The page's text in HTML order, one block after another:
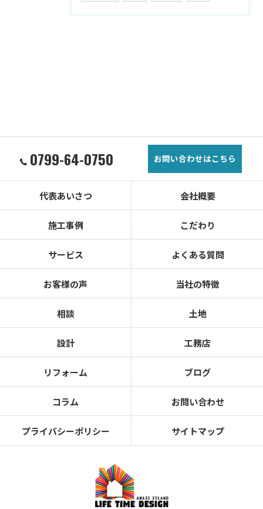
0799-64-0750 お問い合わせはこちら
代表あいさつ 会社概要
施工事例 こだわり
サービス よくある質問
お客様の声 当社の特徴
相談 土地
設計 工務店
リフォーム ブログ
コラム お問い合わせ
プライバシーポリシー サイトマップ